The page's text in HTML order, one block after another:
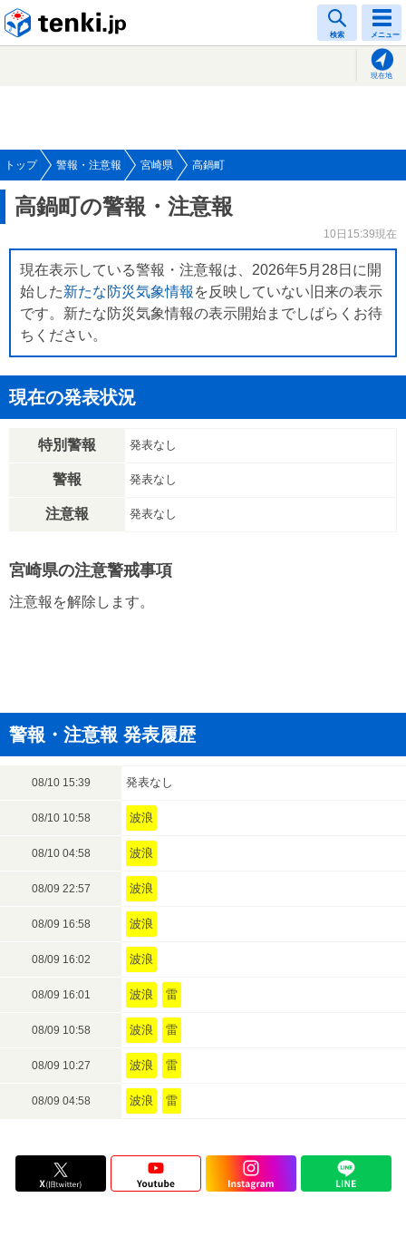
検索 メニュー
現在地
トップ 警報・注意報 宮崎県 高鍋町
高鍋町の警報・注意報
10日15:39現在
現在表示している警報・注意報は、2026年5月28日に開
始した新たな防災気象情報 を反映していない旧来の表示
です。新たな防災気象情報の表示開始までしばらくお待
ちください。
現在の発表状況
特別警報 発表なし
警報 発表なし
注意報 発表なし
宮崎県の注意警戒事項
注意報を解除します。
警報・注意報 発表履歴
08/10 15:39 発表なし
08/10 10:58 波浪
08/10 04:58 波浪
08/09 22:57 波浪
08/09 16:58 波浪
08/09 16:02 波浪
08/09 16:01 波浪 雷
08/09 10:58 波浪 雷
08/09 10:27 波浪 雷
08/09 04:58 波浪 雷